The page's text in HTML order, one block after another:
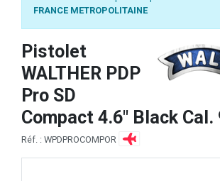
FRANCE METROPOLITAINE
Pistolet
WALTHER PDP
Pro SD
Compact 4.6" Black Cal.
Réf. : WPDPROCOMPOR